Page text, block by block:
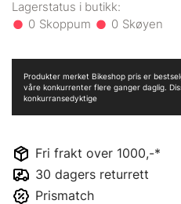
0 0
Fri frakt over 1000,-*
30 dagers returrett
Prismatch
Produkter merket Bikeshop pris er
våre konkurrenter flere ganger daglig.
konkurransedyktige